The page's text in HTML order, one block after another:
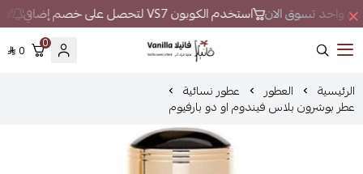
واحد تسوق الان استخدم الكوبون VS7 لتحصل على خصم إضافي لا
فانيلا
0
0
الرئيسية العطور عطور نسائية
عطر بوشرون بلاس فيندوم او دو بارفيوم